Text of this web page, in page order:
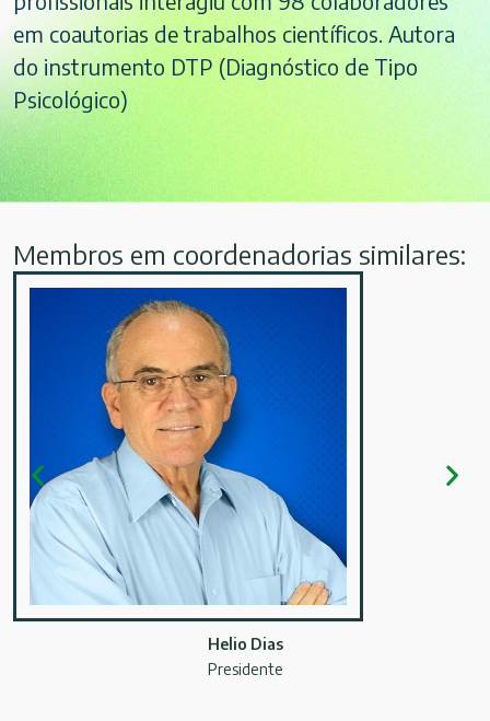
em coautorias de trabalhos científicos. Autora
do instrumento DTP (Diagnóstico de Tipo
Psicológico)
Membros em coordenadorias similares:
Helio Dias
Presidente